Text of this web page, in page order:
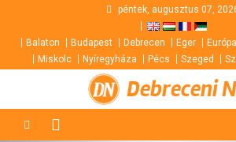
content
péntek, augusztus 07,
Balaton Budapest Debrecen Eger Európa
Miskolc
Nyíregyháza Pécs Szeged
Debreceni